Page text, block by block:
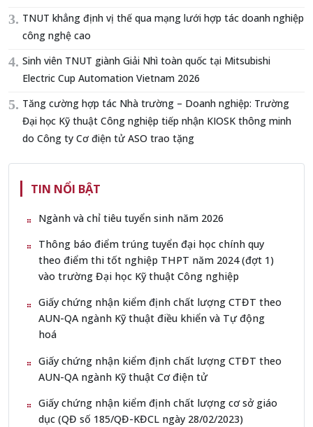
TNUT khẳng định vị thế qua mạng lưới hợp tác doanh nghiệp
công nghệ cao
Sinh viên TNUT giành Giải Nhì toàn quốc tại Mitsubishi
Electric Cup Automation Vietnam 2026
Tăng cường hợp tác Nhà trường – Doanh nghiệp: Trường
Đại học Kỹ thuật Công nghiệp tiếp nhận KIOSK thông minh
do Công ty Cơ điện tử ASO trao tặng
TIN NỔI BẬT
Ngành và chỉ tiêu tuyển sinh năm 2026
Thông báo điểm trúng tuyển đại học chính quy
theo điểm thi tốt nghiệp THPT năm 2024 (đợt 1)
vào trường Đại học Kỹ thuật Công nghiệp
Giấy chứng nhận kiểm định chất lượng CTĐT theo
AUN-QA ngành Kỹ thuật điều khiển và Tự động
hoá
Giấy chứng nhận kiểm định chất lượng CTĐT theo
AUN-QA ngành Kỹ thuật Cơ điện tử
Giấy chứng nhận kiểm định chất lượng cơ sở giáo
dục (QĐ số 185/QĐ-KĐCL ngày 28/02/2023)